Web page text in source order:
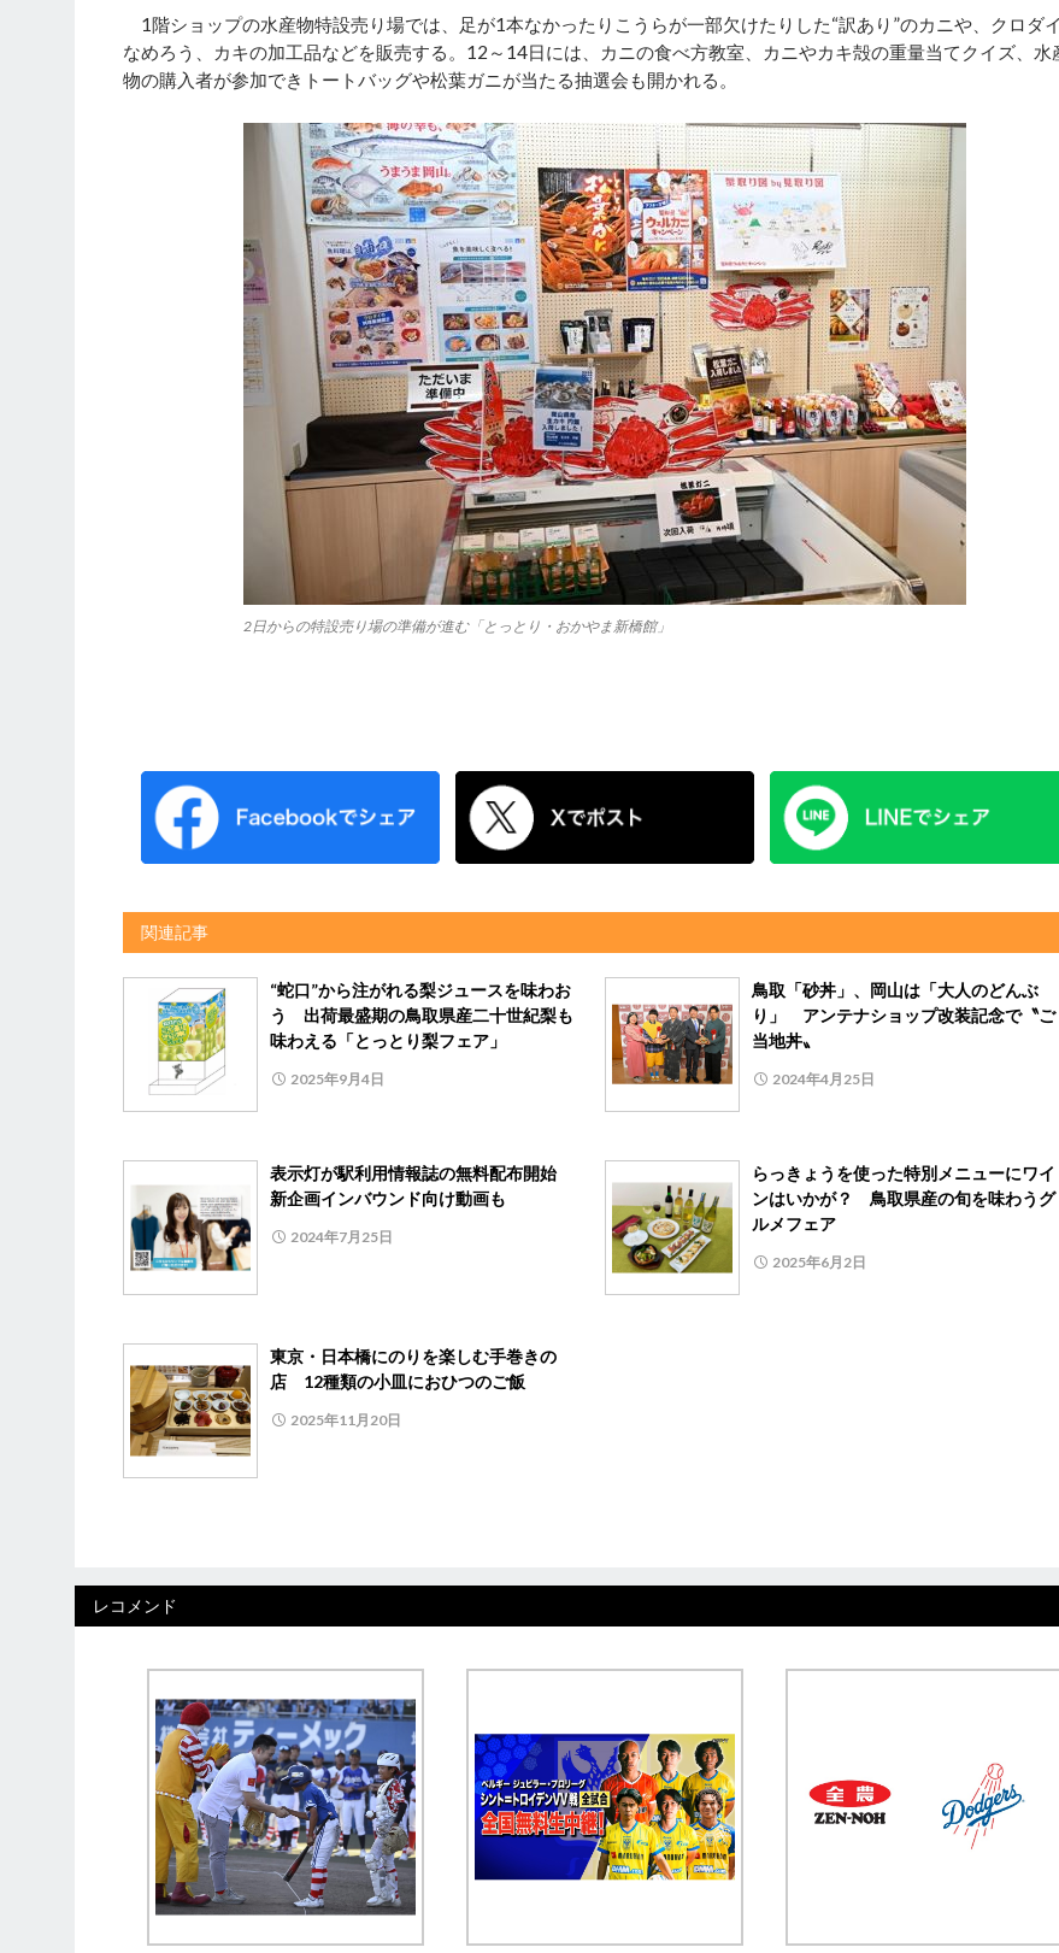
1階ショップの水産物特設売り場では、足が1本なかったりこうらが一部欠けたりした“訳あり”のカニや、クロダ
なめろう、カキの加工品などを販売する。12～14日には、カニの食べ方教室、カニやカキ殻の重量当てクイズ、水
物の購入者が参加できトートバッグや松葉ガニが当たる抽選会も開かれる。
2日からの特設売り場の準備が進む「とっとり・おかやま新橋館」
関連記事
“蛇口”から注がれる梨ジュースを味わお
う 出荷最盛期の鳥取県産二十世紀梨も
味わえる「とっとり梨フェア」
2025年9月4日
鳥取「砂丼」、岡山は「大人のどんぶ
り」 アンテナショップ改装記念で〝ご
当地丼〟
2024年4月25日
表示灯が駅利用情報誌の無料配布開始
新企画インバウンド向け動画も
2024年7月25日
らっきょうを使った特別メニューにワイ
ンはいかが？ 鳥取県産の旬を味わうグ
ルメフェア
2025年6月2日
東京・日本橋にのりを楽しむ手巻きの
店 12種類の小皿におひつのご飯
2025年11月20日
レコメンド